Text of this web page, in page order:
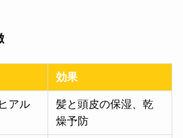
効果
アル
髪と頭皮の保湿、乾
燥予防